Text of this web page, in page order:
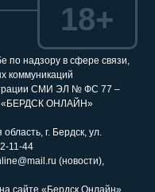
по надзору в сфере связи,
коммуникаций
СМИ ЭЛ № ФС 77 –
«БЕРДСК ОНЛАЙН»
г. Бердск, ул.
11-44
(новости),
сайте «Бердск Онлайн»,
18+